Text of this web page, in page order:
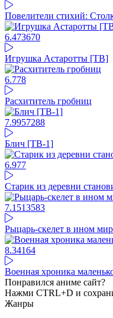
Повелители стихий:
6.473670
Игрушка Астаротты [ТВ]
6.778
Расхититель гробниц
7.9957288
Блич [ТВ-1]
6.977
Старик из деревни
7.1513583
Рыцарь-скелет в ином
8.34164
Военная хроника
Понравился аниме сайт?
Нажми CTRL+D и сохрани
Жанры